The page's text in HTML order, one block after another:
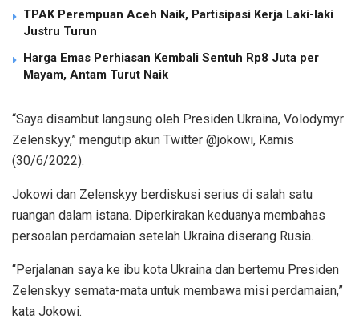
TPAK Perempuan Aceh Naik, Partisipasi Kerja Laki-laki
Justru Turun
Harga Emas Perhiasan Kembali Sentuh Rp8 Juta per
Mayam, Antam Turut Naik
“Saya disambut langsung oleh Presiden Ukraina, Volodymyr
Zelenskyy,” mengutip akun Twitter @jokowi, Kamis
(30/6/2022).
Jokowi dan Zelenskyy berdiskusi serius di salah satu
ruangan dalam istana. Diperkirakan keduanya membahas
persoalan perdamaian setelah Ukraina diserang Rusia.
“Perjalanan saya ke ibu kota Ukraina dan bertemu Presiden
Zelenskyy semata-mata untuk membawa misi perdamaian,”
kata Jokowi.